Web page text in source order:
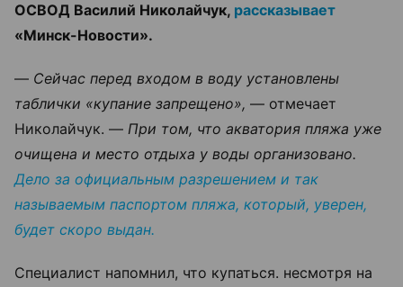
ОСВОД Василий Николайчук, рассказывает
«Минск-Новости».
— Сейчас перед входом в воду установлены
таблички «купание запрещено», — отмечает
Николайчук. — При том, что акватория пляжа уже
очищена и место отдыха у воды организовано.
Дело за официальным разрешением и так
называемым паспортом пляжа, который, уверен,
будет скоро выдан.
Специалист напомнил, что купаться. несмотря на